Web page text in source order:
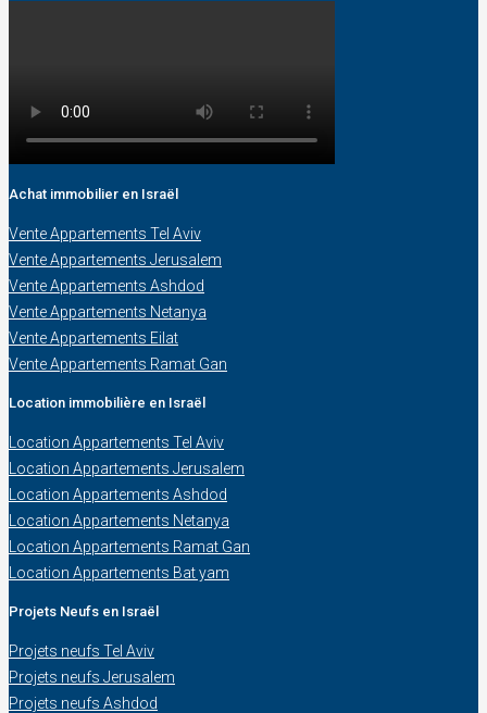
Achat immobilier en Israël
Vente Appartements Tel Aviv
Vente Appartements Jerusalem
Vente Appartements Ashdod
Vente Appartements Netanya
Vente Appartements Eilat
Vente Appartements Ramat Gan
Location immobilière en Israël
Location Appartements Tel Aviv
Location Appartements Jerusalem
Location Appartements Ashdod
Location Appartements Netanya
Location Appartements Ramat Gan
Location Appartements Bat yam
Projets Neufs en Israël
Projets neufs Tel Aviv
Projets neufs Jerusalem
Projets neufs Ashdod